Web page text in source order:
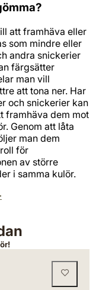
att framhäva eller
som mindre eller
andra snickerier
färgsätter
man vill
att tona ner. Har
och snickerier kan
framhäva dem mot
Genom att låta
man dem
för
av större
i samma kulör.